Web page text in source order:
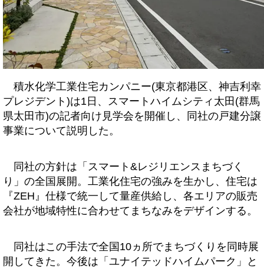
積水化学工業住宅カンパニー(東京都港区、神吉利幸
プレジデント)は1日、スマートハイムシティ太田(群馬
県太田市)の記者向け見学会を開催し、同社の戸建分譲
事業について説明した。
同社の方針は「スマート&レジリエンスまちづく
り」の全国展開。工業化住宅の強みを生かし、住宅は
『ZEH』仕様で統一して量産供給し、各エリアの販売
会社が地域特性に合わせてまちなみをデザインする。
同社はこの手法で全国10ヵ所でまちづくりを同時展
開してきた。今後は「ユナイテッドハイムパーク」と